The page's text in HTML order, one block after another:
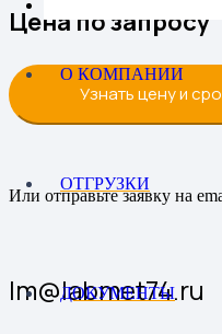
О КОМПАНИИ
ОТГРУЗКИ
ДОКУМЕНТЫ
Цена по запросу
Узнать цену и
Или отправьте заявку на
lm@labmet74.ru